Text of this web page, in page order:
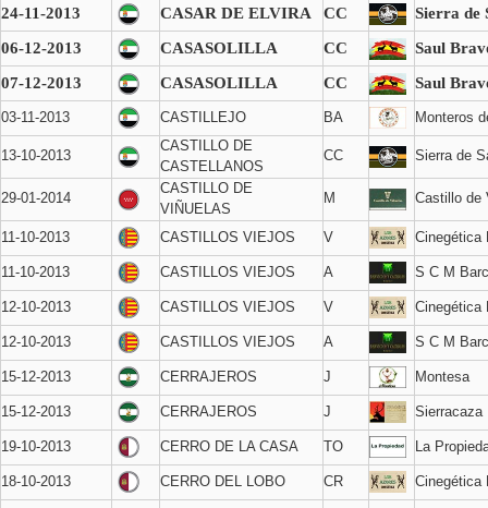
24-11-2013
CASAR DE ELVIRA CC
Sierra de
06-12-2013
CASASOLILLA CC
Saul
07-12-2013
CASASOLILLA CC Saul
03-11-2013 CASTILLEJO BA Monteros
13-10-2013
CASTILLO DE
CASTELLANOS
CC Sierra de
29-01-2014
CASTILLO DE
VIÑUELAS
M Castillo de
11-10-2013 CASTILLOS VIEJOS V Cinegética
11-10-2013 CASTILLOS VIEJOS A S C M
12-10-2013 CASTILLOS VIEJOS V Cinegética
12-10-2013 CASTILLOS VIEJOS A S C M
15-12-2013 CERRAJEROS J Montesa
15-12-2013 CERRAJEROS J Sierracaza
19-10-2013 CERRO DE LA CASA TO La
18-10-2013 CERRO DEL LOBO CR Cinegética